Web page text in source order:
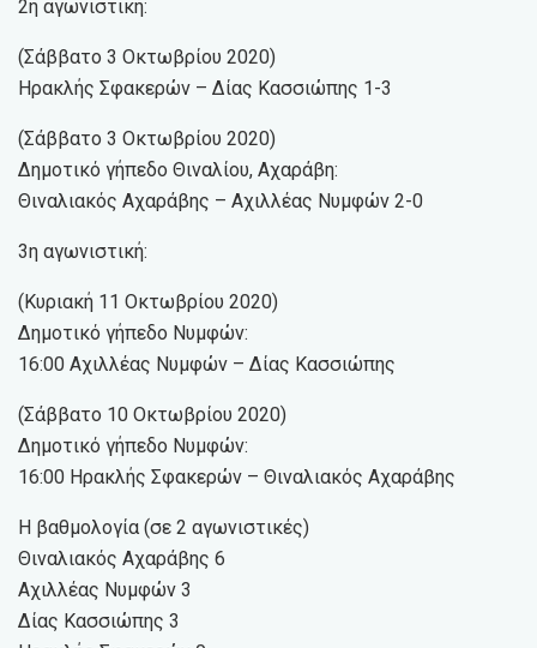
2η αγωνιστική:
(Σάββατο 3 Οκτωβρίου 2020)
Ηρακλής Σφακερών – Δίας Κασσιώπης 1-3
(Σάββατο 3 Οκτωβρίου 2020)
Δημοτικό γήπεδο Θιναλίου, Αχαράβη:
Θιναλιακός Αχαράβης – Αχιλλέας Νυμφών 2-0
3η αγωνιστική:
(Κυριακή 11 Οκτωβρίου 2020)
Δημοτικό γήπεδο Νυμφών:
16:00 Αχιλλέας Νυμφών – Δίας Κασσιώπης
(Σάββατο 10 Οκτωβρίου 2020)
Δημοτικό γήπεδο Νυμφών:
16:00 Ηρακλής Σφακερών – Θιναλιακός Αχαράβης
Η βαθμολογία (σε 2 αγωνιστικές)
Θιναλιακός Αχαράβης 6
Αχιλλέας Νυμφών 3
Δίας Κασσιώπης 3